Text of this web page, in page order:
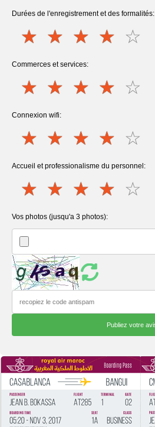
Durées de l'enregistrement et des formalités:
Commerces et services:
Connexion wifi:
Accueil et professionalisme du personnel:
Vos photos (jusqu'a 3 photos):